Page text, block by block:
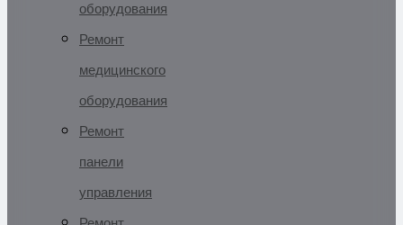
оборудования
Ремонт
медицинского
оборудования
Ремонт
панели
управления